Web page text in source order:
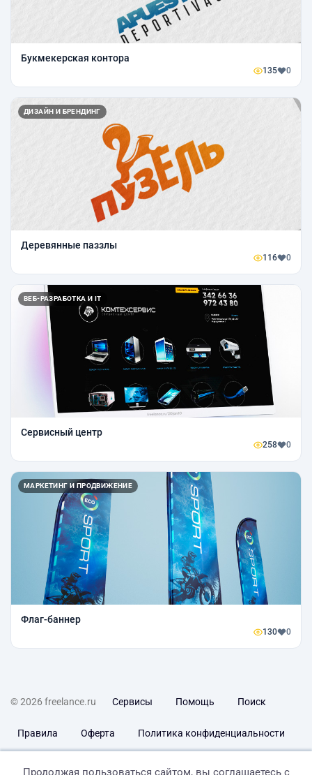
Букмекерская контора
135 0
ДИЗАЙН И БРЕНДИНГ
Деревянные паззлы
116 0
ВЕБ-РАЗРАБОТКА И IT
Сервисный центр
258 0
МАРКЕТИНГ И ПРОДВИЖЕНИЕ
Флаг-баннер
130 0
© 2026 freelance.ru Сервисы Помощь Поиск
Правила Оферта Политика конфиденциальности
Продолжая пользоваться сайтом, вы соглашаетесь с